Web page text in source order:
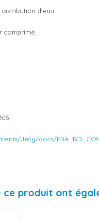
d'eau.
comprimé.
Jetly/docs/
produit ont